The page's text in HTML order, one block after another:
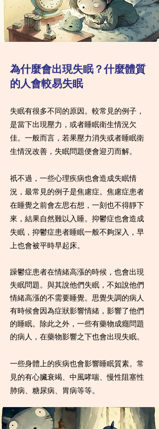
為什麼會出現失眠？什麼體質
的人會較易失眠
失眠有很多不同的原因。較常見的例子，
是當下出現壓力，或者睡眠衛生情況欠
佳。一般而言，若果壓力消失或者睡眠衛
生情況改善，失眠問題便會迎刃而解。
祇不過，一些心理疾病也會造成失眠情
況，最常見的例子是焦慮症。焦慮症患者
在睡覺之前會左思右想，一刻也不得靜下
來，結果自然難以入睡。抑鬱症也會造成
失眠，抑鬱症患者睡眠一般不夠深入，早
上也會被平時早起床。
躁鬱症患者在情緒高漲的時候，也會出現
失眠問題。與其說他們失眠，不如說他們
情緒高漲的不需要睡覺。思覺失調的病人
有時候會因為症狀影響情緒，影響了他們
的睡眠。除此之外，一些有藥物成癮問題
的病人，在藥物影響之下也會出現失眠。
一些身體上的疾病也會影響睡眠質素。常
見的有心臟衰竭、中風哮喘、慢性阻塞性
肺病、糖尿病、胃病等等。